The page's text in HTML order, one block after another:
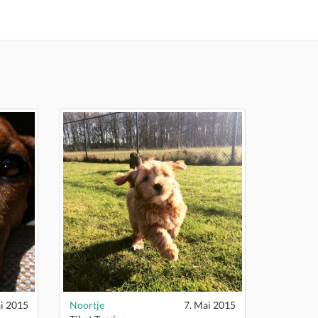
2015
Noortje
7. Mai 2015